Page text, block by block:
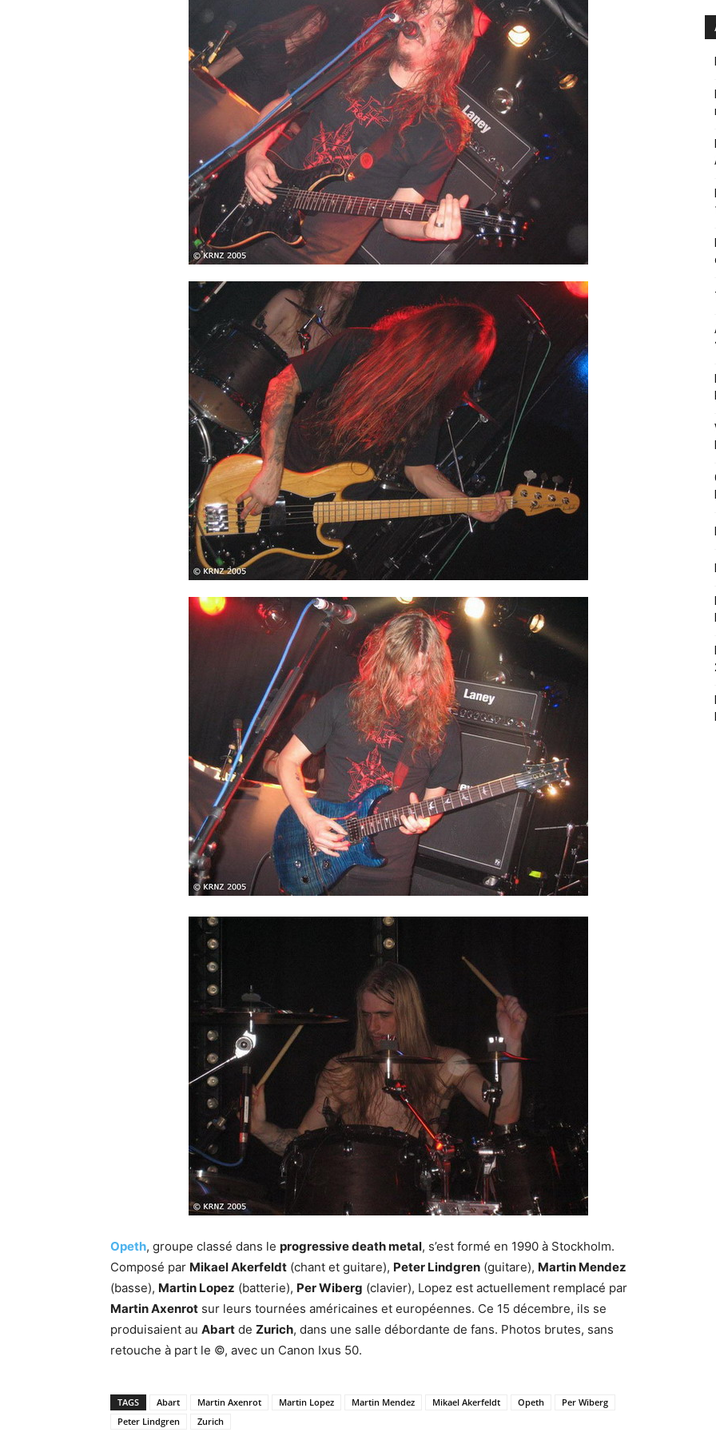
Opeth, groupe classé dans le progressive death metal, s’est formé en 1990 à Stockholm.
Composé par Mikael Akerfeldt (chant et guitare), Peter Lindgren (guitare), Martin Mendez
(basse), Martin Lopez (batterie), Per Wiberg (clavier), Lopez est actuellement remplacé par
Martin Axenrot sur leurs tournées américaines et européennes. Ce 15 décembre, ils se
produisaient au Abart de Zurich, dans une salle débordante de fans. Photos brutes, sans
retouche à part le ©, avec un Canon Ixus 50.
TAGS Abart Martin Axenrot Martin Lopez Martin Mendez Mikael Akerfeldt Opeth
Per Wiberg
Peter Lindgren
Zurich